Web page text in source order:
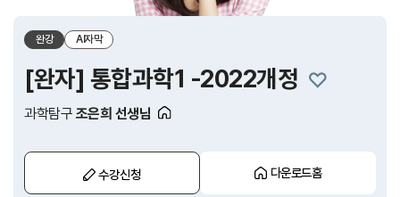
완강 AI자막
[완자] 통합과학1 -2022개정
과학탐구 조은희 선생님
수강신청 다운로드홈